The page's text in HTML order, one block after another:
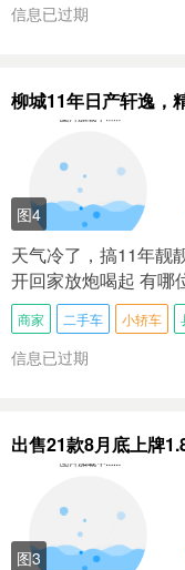
信息已过期
柳城11年日产轩逸，
图4
天气冷了，搞11年靓
开回家放炮喝起 有哪
商家 二手车 小轿车
信息已过期
出售21款8月底上牌
图3